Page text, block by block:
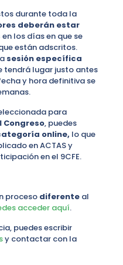
durante toda la
deberán estar
en los días en que se
están adscritos.
sesión específica
tendrá lugar justo antes
y hora definitiva se
para
Congreso, puedes
online, lo que
en ACTAS y
en el 9CFE.
proceso diferente al
acceder aquí.
puedes escribir
y contactar con la